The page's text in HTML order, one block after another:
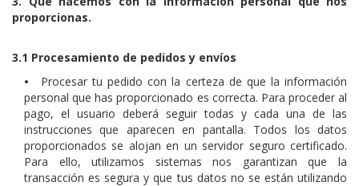
proporcionas.
3.1 Procesamiento de pedidos y envíos
•
Procesar tu pedido con la certeza de que la información
personal que has proporcionado es correcta. Para proceder al
pago, el usuario deberá seguir todas y cada una de las
instrucciones que aparecen en pantalla. Todos los datos
proporcionados se alojan en un servidor seguro certificado.
Para ello, utilizamos sistemas nos garantizan que la
transacción es segura y que tus datos no se están utilizando